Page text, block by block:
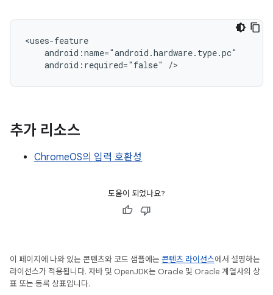
android:required="false"
추가 리소스
ChromeOS의 입력 호환성
도움이 되었나요?
이 페이지에 나와 있는 콘텐츠와 코드 샘플에는 콘텐츠 라이선스에서 설명하는
라이선스가 적용됩니다. 자바 및 OpenJDK는 Oracle 및 Oracle 계열사의 상
표 또는 등록 상표입니다.